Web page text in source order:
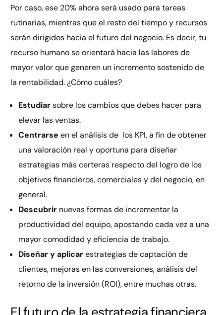
Por caso, ese 20% ahora será usado para tareas
rutinarias, mientras que el resto del tiempo y recursos
serán dirigidos hacia el futuro del negocio. Es decir, tu
recurso humano se orientará hacia las labores de
mayor valor que generen un incremento sostenido de
la rentabilidad. ¿Cómo cuáles?
Estudiarsobre los cambios que debes hacer para
elevar las ventas.
Centrarseen el análisis de los KPI, a fin de obtener
una valoración real y oportuna para diseñar
estrategias más certeras respecto del logro de los
objetivos financieros, comerciales y del negocio, en
general.
Descubrir nuevas formas de incrementar la
productividad del equipo, apostando cada vez a una
mayor comodidad y eficiencia de trabajo.
Diseñar y aplicarestrategias de captación de
clientes, mejoras en las conversiones, análisis del
retorno de la inversión (ROI), entre muchas otras.